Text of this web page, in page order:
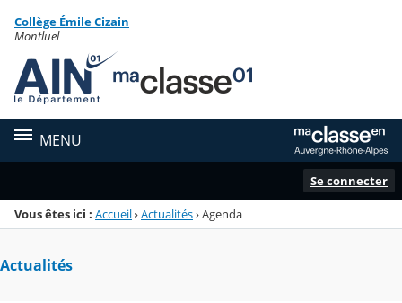
Menu de la rubrique
Contenu
Collège Émile Cizain
Montluel
MENU
Se connecter
Vous êtes ici : Accueil›Actualités›Agenda
Actualités